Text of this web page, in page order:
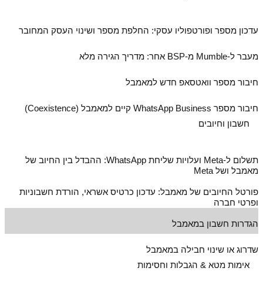
עדכון מספר ופורטפוליו עסקי: החלפת מספר ושינוי העסק המחובר
מעבר ל‑Mumble מ‑BSP אחר: מדריך הגירה מלא
חיבור מספר וואטסאפ חדש למאמבל
חיבור מספר WhatsApp Business קיים למאמבל (Coexistence)
חשבון וחיובים
תשלום ל‑Meta ועלויות שליחת WhatsApp: ההבדל בין החיוב של
מאמבל ושל Meta
פורטל החיובים של מאמבל: עדכון כרטיס אשראי, הורדת חשבוניות
ופרטי חברה
הגדרות חשבון במאמבל
שדרוג או שינוי חבילה במאמבל
אימות מטא & הגבלות וחסימות